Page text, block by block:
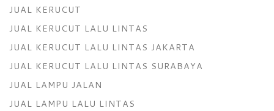
JUAL KERUCUT
JUAL KERUCUT LALU LINTAS
JUAL KERUCUT LALU LINTAS JAKARTA
JUAL KERUCUT LALU LINTAS SURABAYA
JUAL LAMPU JALAN
JUAL LAMPU LALU LINTAS